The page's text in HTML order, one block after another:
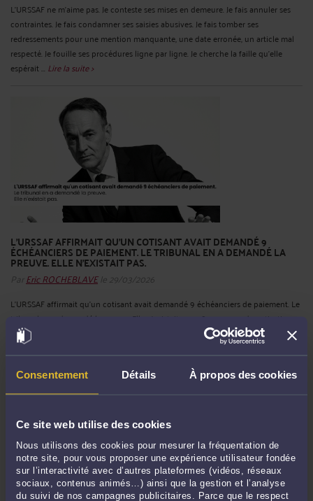
Consentement Détails À propos des cookies
Ce site web utilise des cookies
Nous utilisons des cookies pour mesurer la fréquentation de
notre site, pour vous proposer une expérience utilisateur fondée
sur l’interactivité avec d’autres plateformes (vidéos, réseaux
sociaux, contenus animés…) ainsi que la gestion et l’analyse
du suivi de nos campagnes publicitaires. Parce que le respect
L'URSSAF ne m'aime pas. Je conteste ses mises en demeure. Je fais annuler ses
contraintes. Je fais condamner ses saisies abusives. Je fais tomber ses
redressements pour une mention manquante, une date erronée, un article mal
respecté. Je fouille ses procédures ligne par ligne. Je cherche la faille qu’elle
espérait ... Lire la suite >
L'URSSAF AFFIRMAIT QU'UN COTISANT AVAIT DEMANDÉ 9
ÉCHÉANCIERS DE PAIEMENT. LE TRIBUNAL EN A DEMANDÉ LA
PREUVE. ELLE N'EXISTAIT PAS.
Par Eric ROCHEBLAVEle 29/03/2026
L'URSSAF affirmait qu'un cotisant avait demandé 9 échéanciers de paiement. Le
tribunal en a demandé la preuve. Elle n'existait pas. 28 731 euros de cotisations
2010 et 2011, réclamés par mise en demeure en juillet 2024. Prescription
triennale en principe acquise depuis 2014 et 2015. Pour combler ...Lire la suite >